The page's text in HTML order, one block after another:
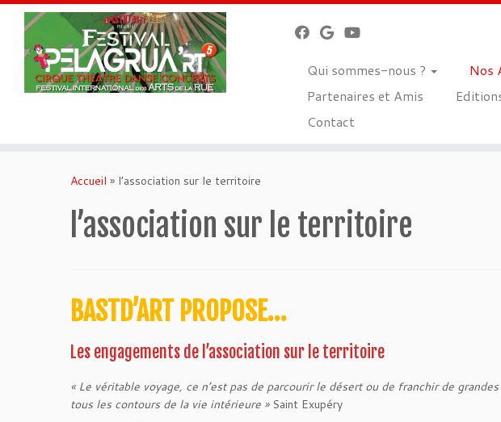
Qui sommes-nous ? Nos
Partenaires et Amis
Contact
Accueil » l’association sur le territoire
l’association sur le territoire
BASTD’ART PROPOSE…
Les engagements de l’association sur le territoire
« Le véritable voyage, ce n’est pas de parcourir le désert ou de franchir de
tous les contours de la vie intérieure » Saint Exupéry